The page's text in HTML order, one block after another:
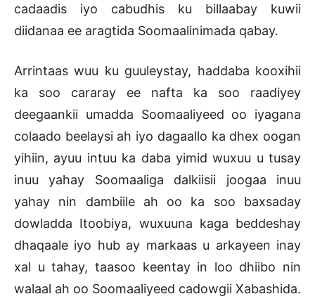
cadaadis iyo cabudhis ku billaabay kuwii
diidanaa ee aragtida Soomaalinimada qabay.
Arrintaas wuu ku guuleystay, haddaba kooxihii
ka soo cararay ee nafta ka soo raadiyey
deegaankii umadda Soomaaliyeed oo iyagana
colaado beelaysi ah iyo dagaallo ka dhex oogan
yihiin, ayuu intuu ka daba yimid wuxuu u tusay
inuu yahay Soomaaliga dalkiisii joogaa inuu
yahay nin dambiile ah oo ka soo baxsaday
dowladda Itoobiya, wuxuuna kaga beddeshay
dhaqaale iyo hub ay markaas u arkayeen inay
xal u tahay, taasoo keentay in loo dhiibo nin
walaal ah oo Soomaaliyeed cadowgii Xabashida.